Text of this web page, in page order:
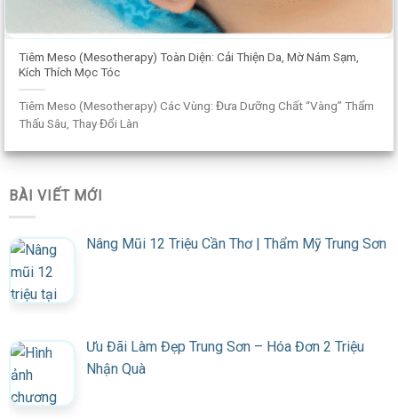
Tiêm Meso (Mesotherapy) Toàn Diện: Cải Thiện Da, Mờ Nám Sạm,
Kích Thích Mọc Tóc
Tiêm Meso (Mesotherapy) Các Vùng: Đưa Dưỡng Chất “Vàng” Thẩm
Thấu Sâu, Thay Đổi Làn
BÀI VIẾT MỚI
Nâng Mũi 12 Triệu Cần Thơ | Thẩm Mỹ Trung Sơn
Ưu Đãi Làm Đẹp Trung Sơn – Hóa Đơn 2 Triệu
Nhận Quà